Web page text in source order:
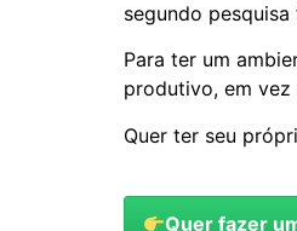
segundo
Para ter um
produtivo, em vez
Quer ter seu
Quer fazer